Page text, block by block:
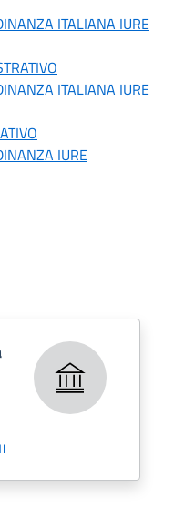
ITALIANA IURE
ITALIANA IURE
IURE